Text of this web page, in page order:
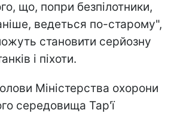
що, попри безпілотники,
ведеться по-старому",
становити серйозну
і піхоти.
Міністерства охорони
середовища Тар'ї